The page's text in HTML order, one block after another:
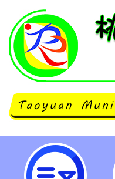
有關學校教師
得較高學歷，